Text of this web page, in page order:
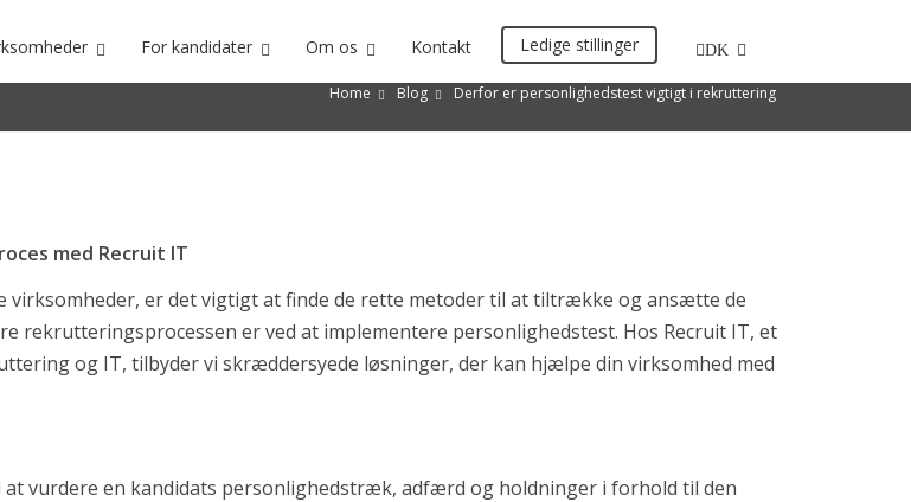
For kandidater Om os Kontakt Ledige stillinger DK
Home Blog Derfor er personlighedstest vigtigt i rekruttering
med Recruit IT
er det vigtigt at finde de rette metoder til at tiltrække og ansætte de
rekrutteringsprocessen er ved at implementere personlighedstest. Hos Recruit IT, et
og IT, tilbyder vi skræddersyede løsninger, der kan hjælpe din virksomhed med
vurdere en kandidats personlighedstræk, adfærd og holdninger i forhold til den